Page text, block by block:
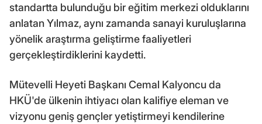
standartta bulunduğu bir eğitim merkezi olduklarını
anlatan Yılmaz, aynı zamanda sanayi kuruluşlarına
yönelik araştırma geliştirme faaliyetleri
gerçekleştirdiklerini kaydetti.
Mütevelli Heyeti Başkanı Cemal Kalyoncu da
HKÜ'de ülkenin ihtiyacı olan kalifiye eleman ve
vizyonu geniş gençler yetiştirmeyi kendilerine